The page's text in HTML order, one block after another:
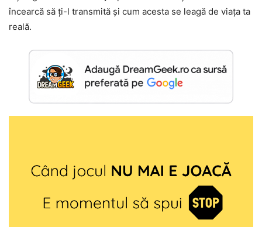
încearcă să ți-l transmită și cum acesta se leagă de viața ta
reală.